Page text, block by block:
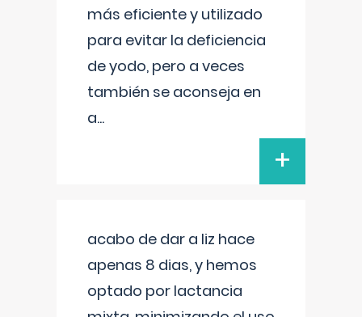
más eficiente y utilizado
para evitar la deficiencia
de yodo, pero a veces
también se aconseja en
a...
+
acabo de dar a liz hace
apenas 8 dias, y hemos
optado por lactancia